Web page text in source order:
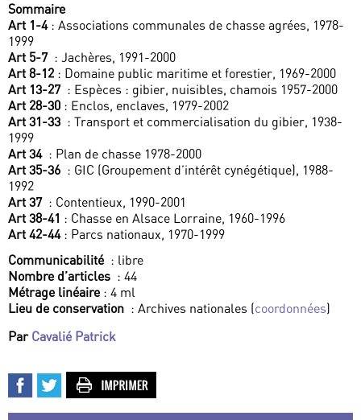
Sommaire
Art 1-4: Associations communales de chasse agrées, 1978-
1999
Art 5-7 : Jachères, 1991-2000
Art 8-12 : Domaine public maritime et forestier, 1969-2000
Art 13-27 : Espèces : gibier, nuisibles, chamois 1957-2000
Art 28-30 : Enclos, enclaves, 1979-2002
Art 31-33 : Transport et commercialisation du gibier, 1938-
1999
Art 34 : Plan de chasse 1978-2000
Art 35-36 : GIC (Groupement d’intérêt cynégétique), 1988-
1992
Art 37 : Contentieux, 1990-2001
Art 38-41 : Chasse en Alsace Lorraine, 1960-1996
Art 42-44: Parcs nationaux, 1970-1999
Communicabilité : libre
Nombre d’articles : 44
Métrage linéaire: 4 ml
Lieu de conservation : Archives nationales (coordonnées)
Par Cavalié Patrick